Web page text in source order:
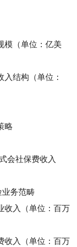
模（单位：亿美
入结构（单位：
略
会社保费收入
业务范畴
收入（单位：百万
收入（单位：百万